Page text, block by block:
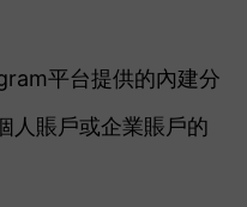
平台提供的內建分
人賬戶或企業賬戶的